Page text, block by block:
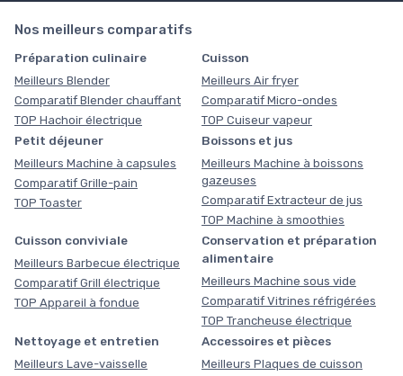
Nos meilleurs comparatifs
Préparation culinaire
Meilleurs Blender
Comparatif Blender chauffant
TOP Hachoir électrique
Cuisson
Meilleurs Air fryer
Comparatif Micro-ondes
TOP Cuiseur vapeur
Petit déjeuner
Meilleurs Machine à capsules
Comparatif Grille-pain
TOP Toaster
Boissons et jus
Meilleurs Machine à boissons
gazeuses
Comparatif Extracteur de jus
TOP Machine à smoothies
Cuisson conviviale
Meilleurs Barbecue électrique
Comparatif Grill électrique
TOP Appareil à fondue
Conservation et préparation
alimentaire
Meilleurs Machine sous vide
Comparatif Vitrines réfrigérées
TOP Trancheuse électrique
Nettoyage et entretien
Meilleurs Lave-vaisselle
Accessoires et pièces
Meilleurs Plaques de cuisson